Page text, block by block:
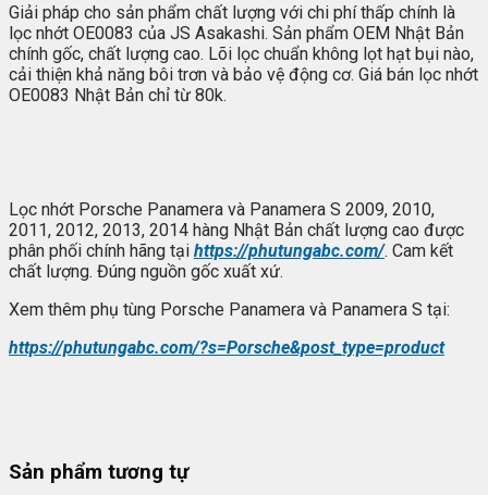
Giải pháp cho sản phẩm chất lượng với chi phí thấp chính là
lọc nhớt OE0083 của JS Asakashi. Sản phẩm OEM Nhật Bản
chính gốc, chất lượng cao. Lõi lọc chuẩn không lọt hạt bụi nào,
cải thiện khả năng bôi trơn và bảo vệ động cơ. Giá bán lọc nhớt
OE0083 Nhật Bản chỉ từ 80k.
Lọc nhớt Porsche Panamera và Panamera S 2009, 2010,
2011, 2012, 2013, 2014 hàng Nhật Bản chất lượng cao được
phân phối chính hãng tại https://phutungabc.com/. Cam kết
chất lượng. Đúng nguồn gốc xuất xứ.
Xem thêm phụ tùng Porsche Panamera và Panamera S tại:
https://phutungabc.com/?s=Porsche&post_type=product
Sản phẩm tương tự